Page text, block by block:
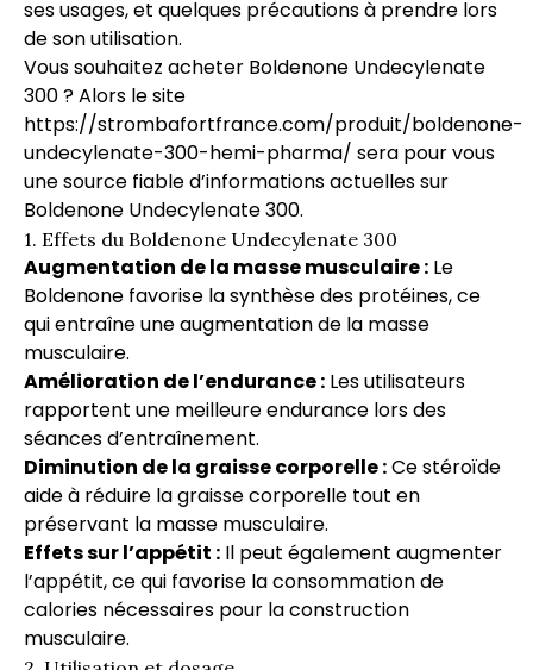
ses usages, et quelques précautions à prendre lors
de son utilisation.
Vous souhaitez acheter Boldenone Undecylenate
300 ? Alors le site
https://strombafortfrance.com/produit/boldenone-
undecylenate-300-hemi-pharma/ sera pour vous
une source fiable d’informations actuelles sur
Boldenone Undecylenate 300.
1. Effets du Boldenone Undecylenate 300
Augmentation de la masse musculaire : Le
Boldenone favorise la synthèse des protéines, ce
qui entraîne une augmentation de la masse
musculaire.
Amélioration de l’endurance : Les utilisateurs
rapportent une meilleure endurance lors des
séances d’entraînement.
Diminution de la graisse corporelle :Ce stéroïde
aide à réduire la graisse corporelle tout en
préservant la masse musculaire.
Effets sur l’appétit : Il peut également augmenter
l’appétit, ce qui favorise la consommation de
calories nécessaires pour la construction
musculaire.